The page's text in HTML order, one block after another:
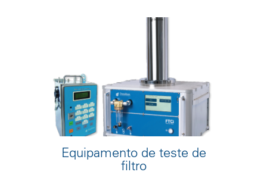
Equipamento de teste de
filtro